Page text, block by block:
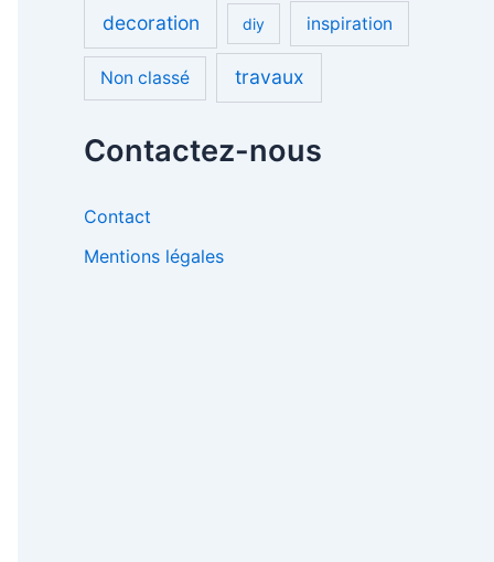
decoration diy inspiration
Non classé travaux
Contactez-nous
Contact
Mentions légales